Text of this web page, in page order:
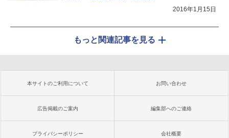
2016年1月15日
もっと関連記事を見る
本サイトのご利用について お問い合わせ
広告掲載のご案内 編集部へのご連絡
プライバシーポリシー 会社概要